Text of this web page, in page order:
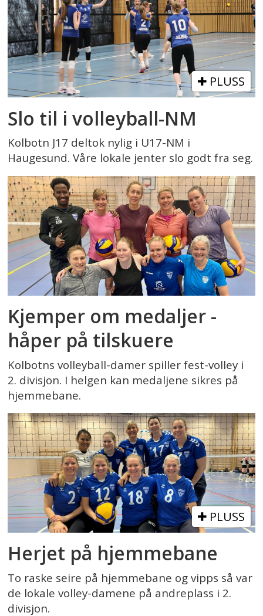
PLUSS
Slo til i volleyball-NM
Kolbotn J17 deltok nylig i U17-NM i
Haugesund. Våre lokale jenter slo godt fra seg.
Kjemper om medaljer -
håper på tilskuere
Kolbotns volleyball-damer spiller fest-volley i
2. divisjon. I helgen kan medaljene sikres på
hjemmebane.
PLUSS
Herjet på hjemmebane
To raske seire på hjemmebane og vipps så var
de lokale volley-damene på andreplass i 2.
divisjon.